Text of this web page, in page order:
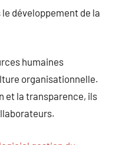
le développement de la
humaines
organisationnelle.
et la transparence, ils